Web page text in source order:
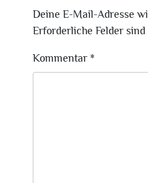
Deine E-Mail-Adresse
Erforderliche Felder
Kommentar *